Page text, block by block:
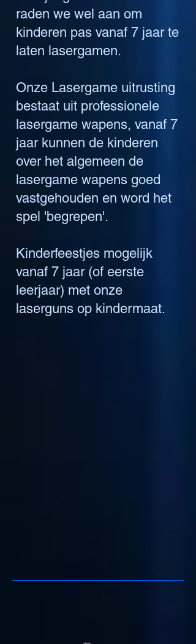
raden we wel aan om
kinderen pas vanaf 7 jaar te
laten lasergamen.
Onze Lasergame uitrusting
bestaat uit professionele
lasergame wapens, vanaf 7
jaar kunnen de kinderen
over het algemeen de
lasergame wapens goed
vastgehouden en word het
spel 'begrepen'.
Kinderfeestjes mogelijk
vanaf 7 jaar (of eerste
leerjaar) met onze
laserguns op kindermaat.